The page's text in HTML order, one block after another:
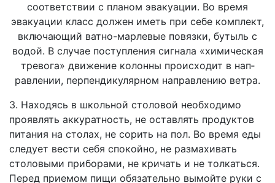
соответствии с планом эвакуации. Во время
эвакуации класс должен иметь при себе комплект,
включающий ватно-марлевые повязки, бутыль с
водой. В случае поступле­ния сигнала «химическая
тревога» движение колонны происходит в нап­
равлении, перпендикулярном направлению ветра.
3. Находясь в школьной столовой необходимо
проявлять аккуратность, не оставлять продуктов
питания на столах, не сорить на пол. Во время еды
следует вести себя спокойно, не размахивать
столовыми приборами, не кричать и не толкаться.
Перед приемом пищи обязательно вымойте ру­ки с